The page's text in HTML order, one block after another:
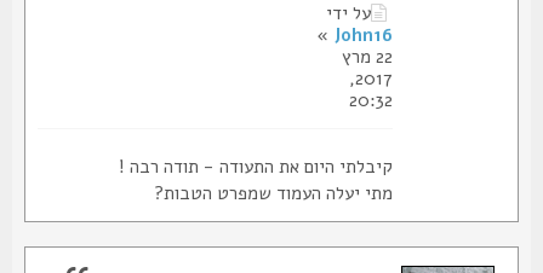
על ידי
John16
»
22 מרץ
2017,
20:32
קיבלתי היום את התעודה - תודה רבה !
מתי יעלה העמוד שמפרט הטבות?